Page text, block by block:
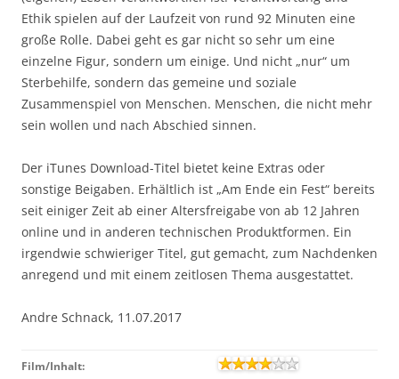
Ethik spielen auf der Laufzeit von rund 92 Minuten eine
große Rolle. Dabei geht es gar nicht so sehr um eine
einzelne Figur, sondern um einige. Und nicht „nur“ um
Sterbehilfe, sondern das gemeine und soziale
Zusammenspiel von Menschen. Menschen, die nicht mehr
sein wollen und nach Abschied sinnen.
Der iTunes Download-Titel bietet keine Extras oder
sonstige Beigaben. Erhältlich ist „Am Ende ein Fest“ bereits
seit einiger Zeit ab einer Altersfreigabe von ab 12 Jahren
online und in anderen technischen Produktformen. Ein
irgendwie schwieriger Titel, gut gemacht, zum Nachdenken
anregend und mit einem zeitlosen Thema ausgestattet.
Andre Schnack, 11.07.2017
Film/Inhalt: